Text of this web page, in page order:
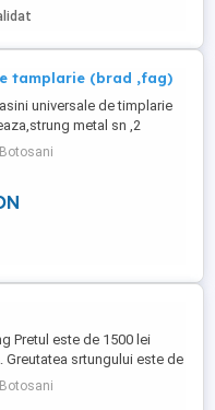
pentru sarcini grele și
tamplarie (brad ,fag)
universale de timplarie
metal sn ,2
puternic ,banc de lucru si
Pretul este de 1500 lei
Greutatea srtungului este de
este in localtatea sat
Unteni, jud. Botosani